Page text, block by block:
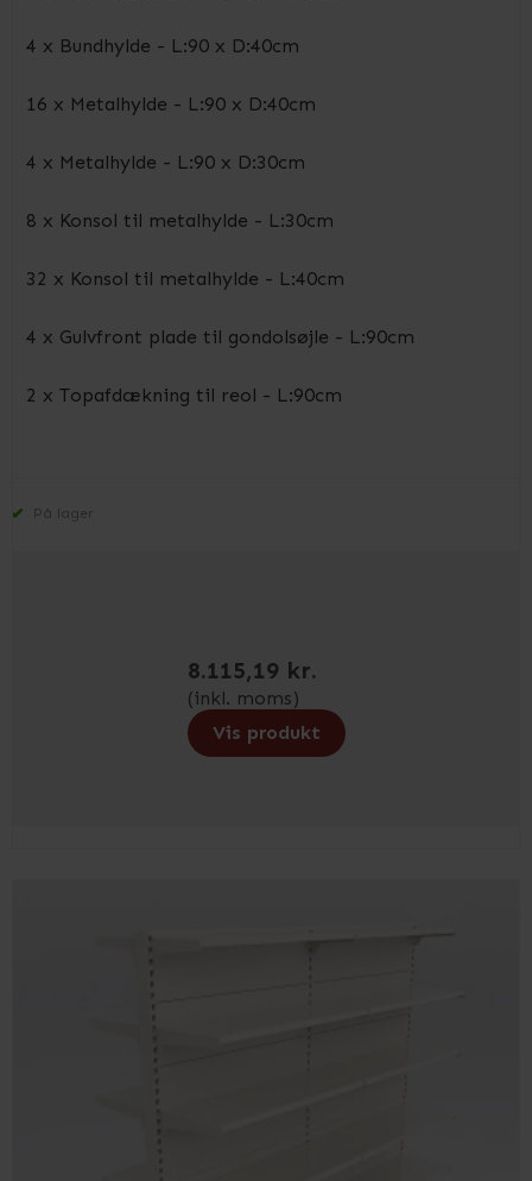
4 x Bundhylde - L:90 x D:40cm
16 x Metalhylde - L:90 x D:40cm
4 x Metalhylde - L:90 x D:30cm
8 x Konsol til metalhylde - L:30cm
32 x Konsol til metalhylde - L:40cm
4 x Gulvfront plade til gondolsøjle - L:90cm
2 x Topafdækning til reol - L:90cm
På lager
8.115,19 kr.
(inkl. moms)
Vis produkt